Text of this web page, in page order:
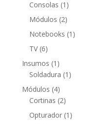
productos
Consolas 1 1
producto
Módulos 22
productos
Notebooks 1 1
TV 66
productos
Insumos 1 1
producto
Soldadura 1 1
Módulos 44
productos
Cortinas 22
productos
Opturador 1 1